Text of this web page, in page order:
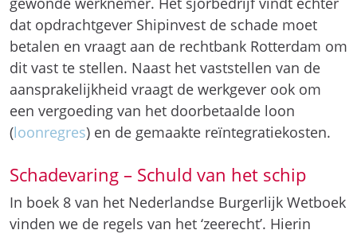
dat opdrachtgever Shipinvest de schade moet
betalen en vraagt aan de rechtbank Rotterdam om
dit vast te stellen. Naast het vaststellen van de
aansprakelijkheid vraagt de werkgever ook om
een vergoeding van het doorbetaalde loon
(loonregres) en de gemaakte reïntegratiekosten.
Schadevaring – Schuld van het schip
In boek 8 van het Nederlandse Burgerlijk Wetboek
vinden we de regels van het ‘zeerecht’. Hierin